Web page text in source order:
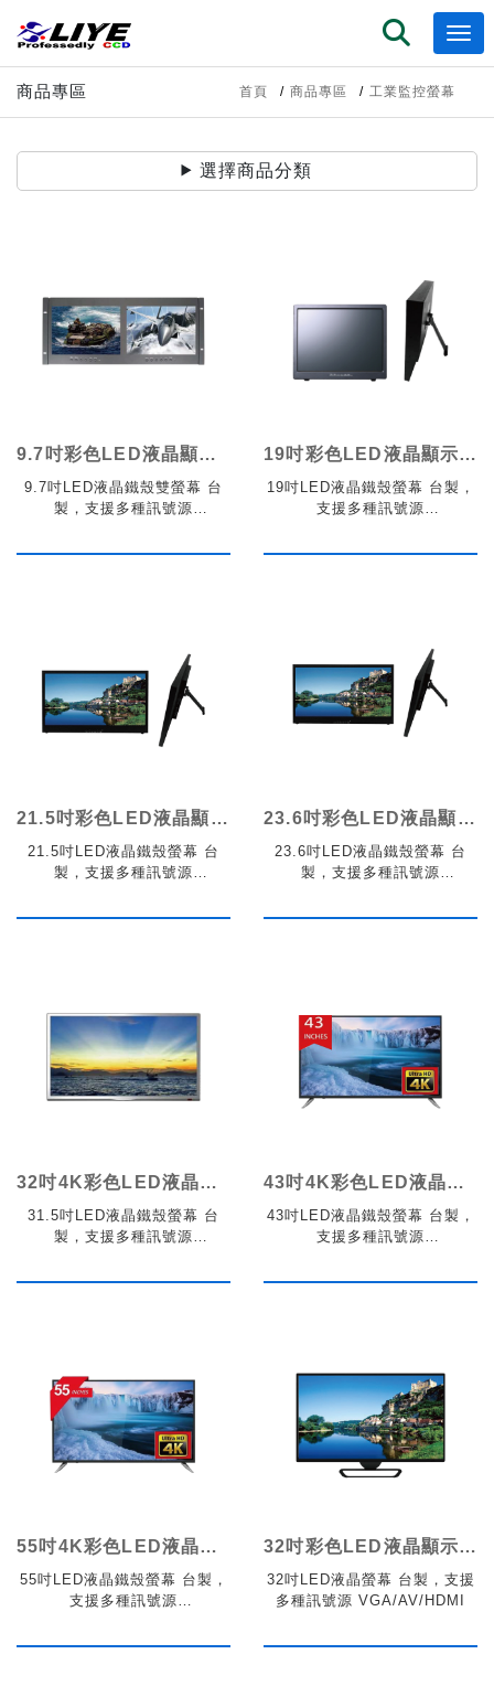
商品專區 首頁 商品專區 工業監控螢幕
選擇商品分類
9.7吋彩色LED液晶顯示器鐵殼
9.7吋LED液晶鐵殼雙螢幕 台
製，支援多種訊號源
19吋彩色LED液晶顯示器鐵殼
19吋LED液晶鐵殼螢幕 台製，
支援多種訊號源
21.5吋彩色LED液晶顯示器鐵殼
21.5吋LED液晶鐵殼螢幕 台
製，支援多種訊號源
23.6吋彩色LED液晶顯示器鐵殼
23.6吋LED液晶鐵殼螢幕 台
製，支援多種訊號源
32吋4K彩色LED液晶顯示器鐵殼
31.5吋LED液晶鐵殼螢幕 台
製，支援多種訊號源
43吋4K彩色LED液晶顯示器鐵殼
43吋LED液晶鐵殼螢幕 台製，
支援多種訊號源
55吋4K彩色LED液晶顯示器鐵殼
55吋LED液晶鐵殼螢幕 台製，
支援多種訊號源
32吋彩色LED液晶顯示器
32吋LED液晶螢幕 台製，支援
多種訊號源 VGA/AV/HDMI